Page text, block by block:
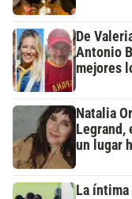
De
Antonio
mejores
Natalia
Legrand,
un lugar
La